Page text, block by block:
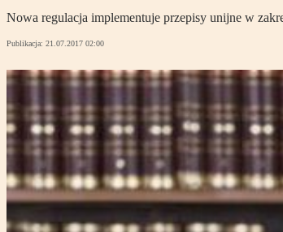
Nowa regulacja implementuje przepisy unijne w
Publikacja: 21.07.2017 02:00